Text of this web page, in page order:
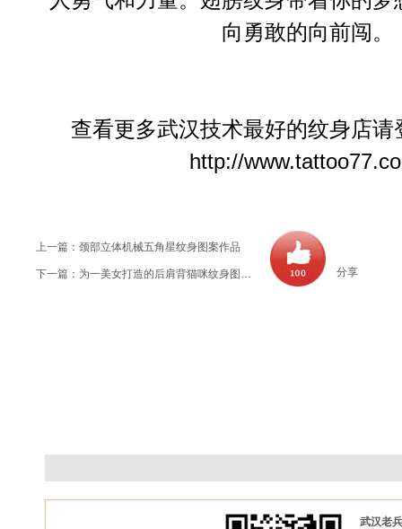
向勇敢的向前闯。
查看更多武汉技术最好的纹身店请
http://
上一篇： 颈部立体机械五角星纹身图案作品
下一篇： 为一美女打造的后肩背猫咪纹身图案作品 分享
武汉老